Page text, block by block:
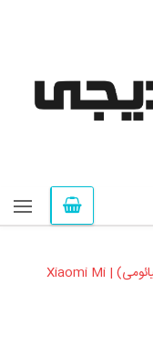
فشارسنج هوشمند خون نسخه 2 می شیاومی (شیائومی) | Xiaomi Mi